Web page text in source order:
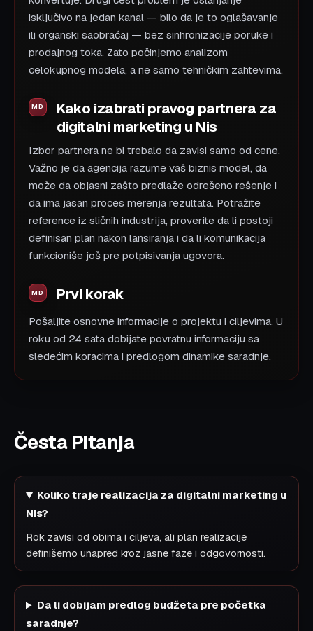
isključivo na jedan kanal — bilo da je to oglašavanje
ili organski saobraćaj — bez sinhronizacije poruke i
prodajnog toka. Zato počinjemo analizom
celokupnog modela, a ne samo tehničkim zahtevima.
Kako izabrati pravog partnera za
digitalni marketing u Nis
Izbor partnera ne bi trebalo da zavisi samo od cene.
Važno je da agencija razume vaš biznis model, da
može da objasni zašto predlaže odrešeno rešenje i
da ima jasan proces merenja rezultata. Potražite
reference iz sličnih industrija, proverite da li postoji
definisan plan nakon lansiranja i da li komunikacija
funkcioniše još pre potpisivanja ugovora.
Prvi korak
Pošaljite osnovne informacije o projektu i ciljevima. U
roku od 24 sata dobijate povratnu informaciju sa
sledećim koracima i predlogom dinamike saradnje.
Česta Pitanja
Koliko traje realizacija za digitalni marketing u
Nis?
Rok zavisi od obima i ciljeva, ali plan realizacije
definišemo unapred kroz jasne faze i odgovornosti.
Da li dobijam predlog budžeta pre početka
saradnje?